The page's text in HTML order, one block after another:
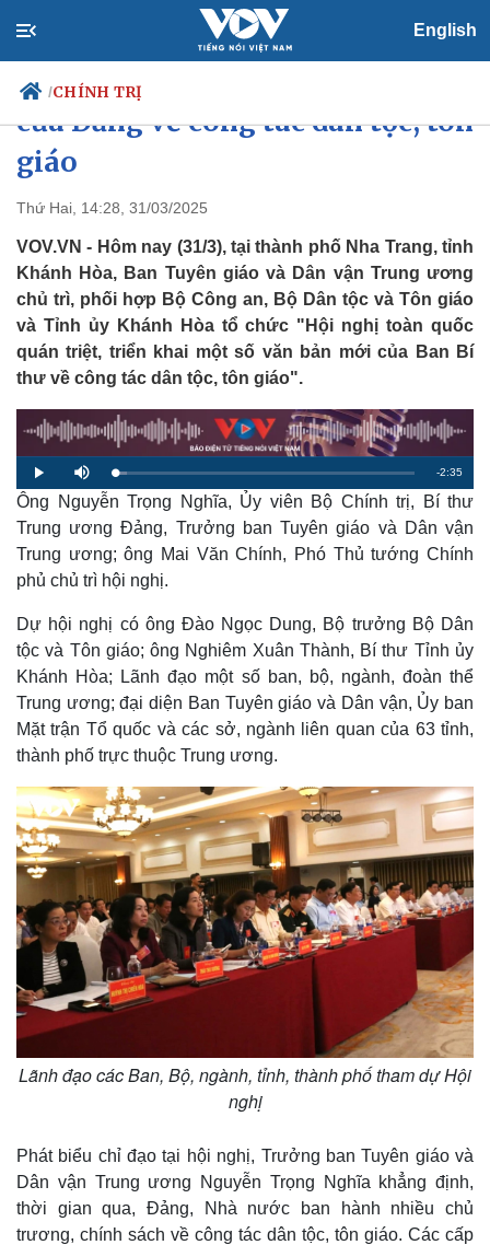
English
/CHÍNH TRỊ
Chính trị
Tổ chức nhân sự
Quốc hội
Nhận diện sự thật
Tin 24h
Dự báo thời tiết
Giáo dục
Dấu ấn VOV
Việc làm
Biển đảo
Quán triệt, triển khai chủ trương
của Đảng về công tác dân tộc, tôn
giáo
Thứ Hai, 14:28, 31/03/2025
VOV.VN - Hôm nay (31/3), tại thành phố Nha Trang, tỉnh
Khánh Hòa, Ban Tuyên giáo và Dân vận Trung ương
chủ trì, phối hợp Bộ Công an, Bộ Dân tộc và Tôn giáo
và Tỉnh ủy Khánh Hòa tổ chức "Hội nghị toàn quốc
quán triệt, triển khai một số văn bản mới của Ban Bí
thư về công tác dân tộc, tôn giáo".
P
l
a
y
M
u
t
e
L
o
a
e
d
3
9
4
R
e
n
g
i
m
e
-2:35
Ông Nguyễn Trọng Nghĩa, Ủy viên Bộ Chính trị, Bí thư
Trung ương Đảng, Trưởng ban Tuyên giáo và Dân vận
Trung ương; ông Mai Văn Chính, Phó Thủ tướng Chính
phủ chủ trì hội nghị.
Dự hội nghị có ông Đào Ngọc Dung, Bộ trưởng Bộ Dân
tộc và Tôn giáo; ông Nghiêm Xuân Thành, Bí thư Tỉnh ủy
Khánh Hòa; Lãnh đạo một số ban, bộ, ngành, đoàn thể
Trung ương; đại diện Ban Tuyên giáo và Dân vận, Ủy ban
Mặt trận Tổ quốc và các sở, ngành liên quan của 63 tỉnh,
thành phố trực thuộc Trung ương.
Lãnh đạo các Ban, Bộ, ngành, tỉnh, thành phố tham dự Hội
nghị
Phát biểu chỉ đạo tại hội nghị, Trưởng ban Tuyên giáo và
Dân vận Trung ương Nguyễn Trọng Nghĩa khẳng định,
thời gian qua, Đảng, Nhà nước ban hành nhiều chủ
trương, chính sách về công tác dân tộc, tôn giáo. Các cấp